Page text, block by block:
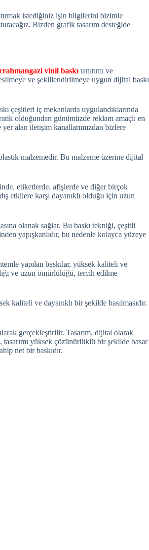
istediğiniz işin bilgilerini bizimle
Bizden grafik tasarım desteğide
vinil baskı tanıtımı ve
ve şekillendirilmeye uygun dijital baskı
çeşitleri iç mekanlarda uygulandıklarında
olduğundan günümüzde reklam amaçlı en
alan iletişim kanallarımızdan bizlere
malzemedir. Bu malzeme üzerine dijital
etiketlerde, afişlerde ve diğer birçok
etkilere karşı dayanıklı olduğu için uzun
olanak sağlar. Bu baskı tekniği, çeşitli
yapışkanlıdır, bu nedenle kolayca yüzeye
yapılan baskılar, yüksek kaliteli ve
ve uzun ömürlülüğü, tercih edilme
kaliteli ve dayanıklı bir şekilde basılmasıdır.
gerçekleştirilir. Tasarım, dijital olarak
yüksek çözünürlüklü bir şekilde basar
net bir baskıdır.